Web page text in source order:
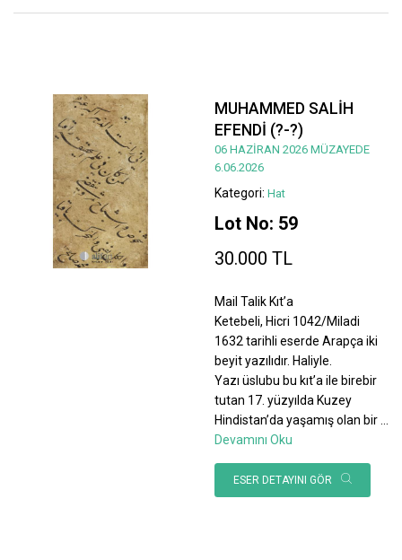
MUHAMMED SALİH
EFENDİ (?-?)
06 HAZİRAN 2026 MÜZAYEDE
6.06.2026
Kategori: Hat
Lot No: 59
30.000 TL
Mail Talik Kıt’a
Ketebeli, Hicri 1042/Miladi
1632 tarihli eserde Arapça iki
beyit yazılıdır. Haliyle.
Yazı üslubu bu kıt’a ile birebir
tutan 17. yüzyılda Kuzey
Hindistan’da yaşamış olan bir
Devamını Oku
ESER DETAYINI GÖR